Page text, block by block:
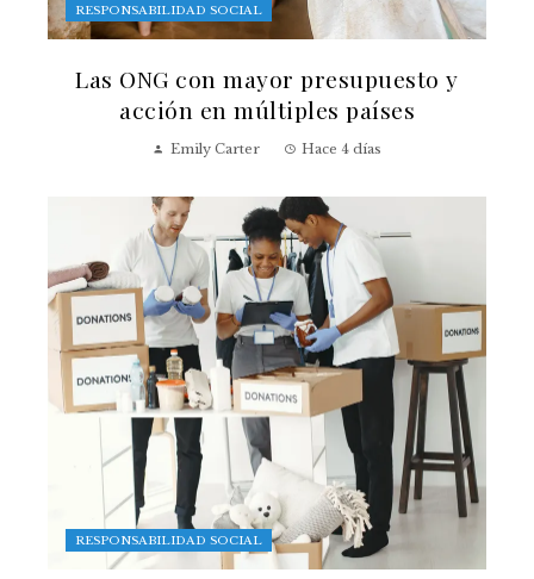
RESPONSABILIDAD SOCIAL
Las ONG con mayor presupuesto y
acción en múltiples países
Emily Carter Hace 4 días
RESPONSABILIDAD SOCIAL